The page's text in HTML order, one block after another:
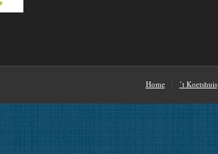
Home ’t Koetshuis